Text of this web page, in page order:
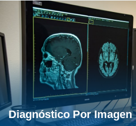
Diagnóstico Por Imagen